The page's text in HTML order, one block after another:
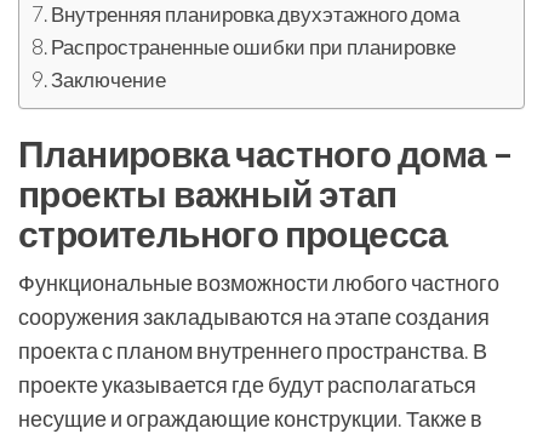
Внутренняя планировка двухэтажного дома
Распространенные ошибки при планировке
Заключение
Планировка частного дома –
проекты важный этап
строительного процесса
Функциональные возможности любого частного
сооружения закладываются на этапе создания
проекта с планом внутреннего пространства. В
проекте указывается где будут располагаться
несущие и ограждающие конструкции. Также в